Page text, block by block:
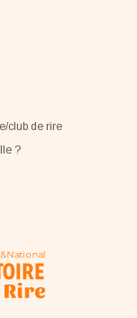
club de rire
?